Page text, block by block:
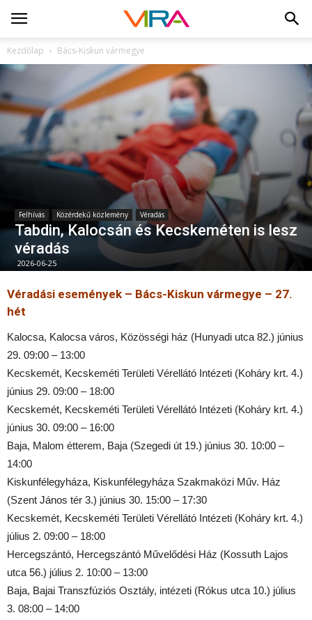
Kezdőlap Bács-Kiskun vármegye
Felhívás Közérdekű közlemény Véradás
Tabdin, Kalocsán és Kecskeméten is lesz
véradás
2026-06-25
Véradási események – Bács-Kiskun vármegye – 27.
hét
Kalocsa, Kalocsa város, Közösségi ház (Hunyadi utca 82.) június
29. 09:00 – 13:00
Kecskemét, Kecskeméti Területi Vérellátó Intézeti (Koháry krt. 4.)
június 29. 09:00 – 18:00
Kecskemét, Kecskeméti Területi Vérellátó Intézeti (Koháry krt. 4.)
június 30. 09:00 – 16:00
Baja, Malom étterem, Baja (Szegedi út 19.) június 30. 10:00 –
14:00
Kiskunfélegyháza, Kiskunfélegyháza Szakmaközi Műv. Ház
(Szent János tér 3.) június 30. 15:00 – 17:30
Kecskemét, Kecskeméti Területi Vérellátó Intézeti (Koháry krt. 4.)
július 2. 09:00 – 18:00
Hercegszántó, Hercegszántó Művelődési Ház (Kossuth Lajos
utca 56.) július 2. 10:00 – 13:00
Baja, Bajai Transzfúziós Osztály, intézeti (Rókus utca 10.) július
3. 08:00 – 14:00